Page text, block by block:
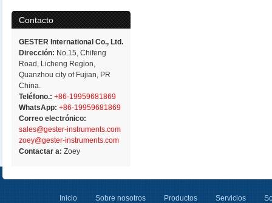
Contacto
GESTER International Co., Ltd.
Dirección: No.15, Chifeng
Road, Licheng Region,
Quanzhou city of Fujian, PR
China.
Teléfono.: +86-19959681869
WhatsApp: +86-19959681869
Correo electrónico:
sales@gester-instruments.com
zoey@gester-instruments.com
Contactar a:Zoey
Inicio Sobre nosotros Productos Servicios